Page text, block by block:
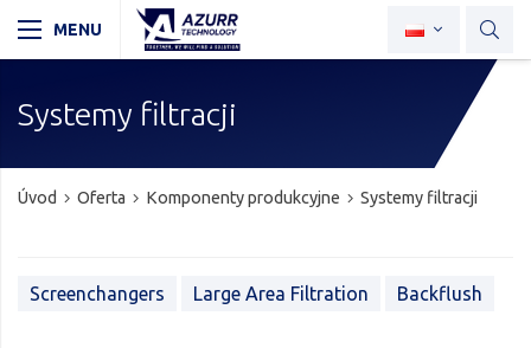
Systemy filtracji
Úvod Oferta Komponenty produkcyjne Systemy filtracji
Screenchangers Large Area Filtration Backflush